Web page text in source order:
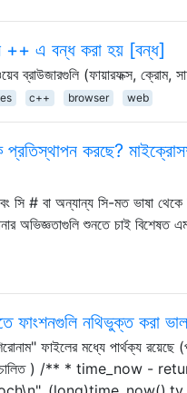
++ এ বন্ধ করা হয় [বন্ধ]
ব্রাউজারগুলি (ফায়ারফক্স,
c++ browser web
করছে?
সি # বা অন্যান্য সি-মত ভাষা
অভিজ্ঞতাগুলি শুনতে চাই বিশেষত
ফাংশনগুলি নথিভুক্ত করা
ফাইলের মধ্যে পার্থক্য
চালিত ) /** * time_now